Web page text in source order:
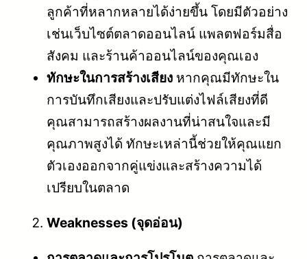
ลูกค้าที่หลากหลายได้ง่ายขึ้น โดยมีตัวอย่าง
เช่นเว็บไซต์ตลาดออนไลน์ แพลตฟอร์มสื่อ
สังคม และร้านค้าออนไลน์ของคุณเอง
ทักษะในการสร้างเสียง หากคุณมีทักษะใน
การบันทึกเสียงและปรับแต่งไฟล์เสียงที่ดี
คุณสามารถสร้างผลงานที่น่าสนใจและมี
คุณภาพสูงได้ ทักษะเหล่านี้ช่วยให้คุณแยก
ตัวเองออกจากคู่แข่งและสร้างความได้
เปรียบในตลาด
Weaknesses (จุดอ่อน)